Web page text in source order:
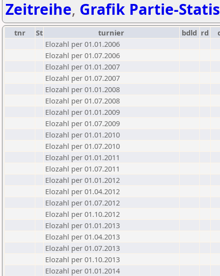
Zeitreihe, Grafik Partie-
tnr St turnier bdld rd
Elozahl per 01.01.2006
Elozahl per 01.07.2006
Elozahl per 01.01.2007
Elozahl per 01.07.2007
Elozahl per 01.01.2008
Elozahl per 01.07.2008
Elozahl per 01.01.2009
Elozahl per 01.07.2009
Elozahl per 01.01.2010
Elozahl per 01.07.2010
Elozahl per 01.01.2011
Elozahl per 01.07.2011
Elozahl per 01.01.2012
Elozahl per 01.04.2012
Elozahl per 01.07.2012
Elozahl per 01.10.2012
Elozahl per 01.01.2013
Elozahl per 01.04.2013
Elozahl per 01.07.2013
Elozahl per 01.10.2013
Elozahl per 01.01.2014